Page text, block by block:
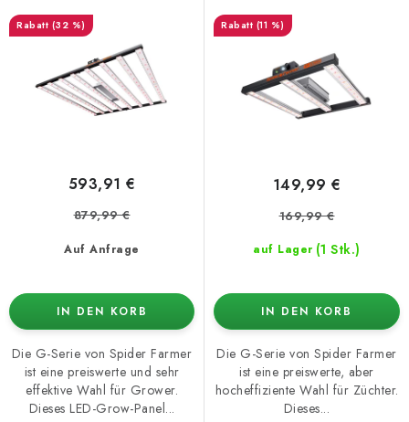
d
u
i
e
(32 %)
Auf Anfrage
593,91 €
879,99 €
IN DEN KORB
Die G-Serie von Spider Farmer
ist eine preiswerte und sehr
effektive Wahl für Grower.
Dieses LED-Grow-Panel...
(11 %)
auf Lager (1 Stk.)
149,99 €
169,99 €
IN DEN KORB
Die G-Serie von Spider Farmer
ist eine preiswerte, aber
hocheffiziente Wahl für Züchter.
Dieses...